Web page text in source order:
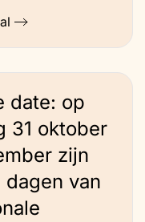
date: op
31 oktober
zijn
van